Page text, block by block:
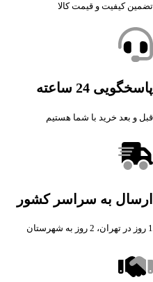
تضمین کیفیت و قیمت کالا
پاسخگویی 24 ساعته
قبل و بعد خرید با شما هستیم
ارسال به سراسر کشور
1 روز در تهران، 2 روز به شهرستان